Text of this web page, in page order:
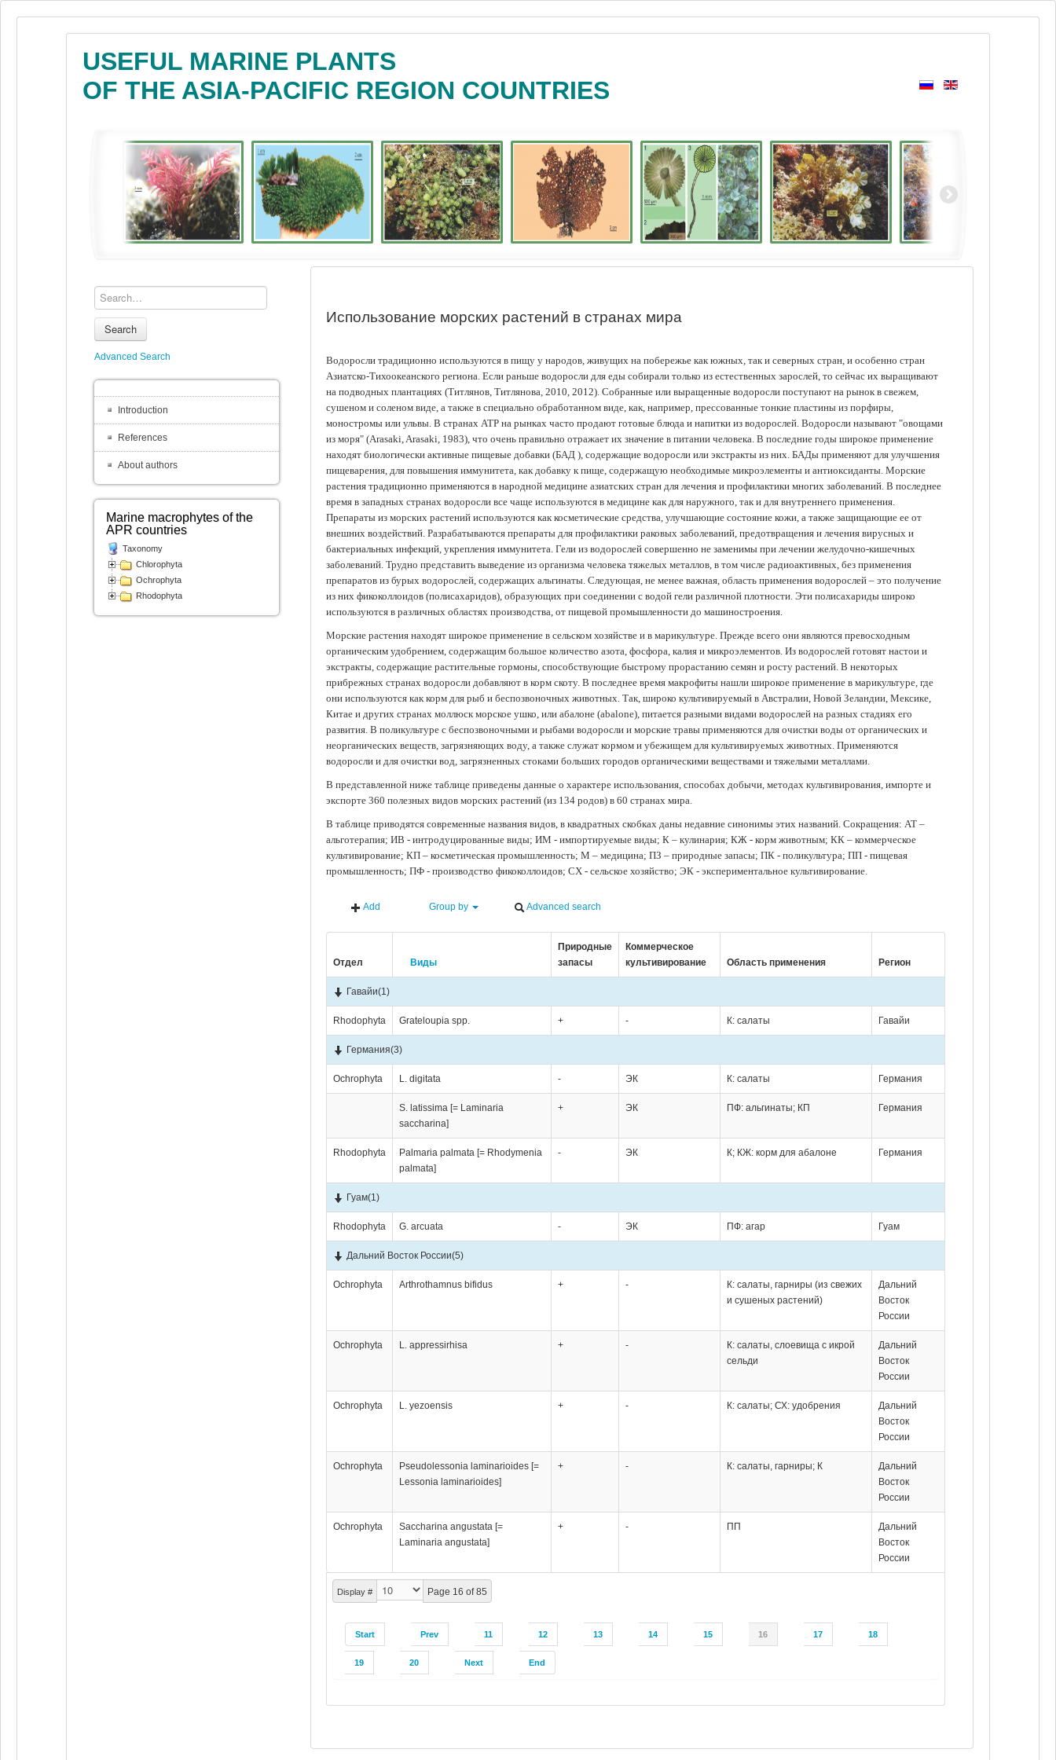
USEFUL MARINE PLANTS
OF THE ASIA-PACIFIC REGION COUNTRIES
Использование морских растений в странах мира
Водоросли традиционно используются в пищу у народов, живущих на побережье как южных, так и северных стран, и особенно стран
Азиатско-Тихоокеанского региона. Если раньше водоросли для еды собирали только из естественных зарослей, то сейчас их выращивают
на подводных плантациях (Tитлянов, Титлянова, 2010, 2012). Собранные или выращенные водоросли поступают на рынок в свежем,
сушеном и соленом виде, а также в специально обработанном виде, как, например, прессованные тонкие пластины из порфиры,
моностромы или ульвы. В странах АТР на рынках часто продают готовые блюда и напитки из водорослей. Водоросли называют "овощами
из моря" (Arasaki, Arasaki, 1983), что очень правильно отражает их значение в питании человека. В последние годы широкое применение
находят биологически активные пищевые добавки (БАД ), содержащие водоросли или экстракты из них. БАДы применяют для улучшения
пищеварения, для повышения иммунитета, как добавку к пище, содержащую необходимые микроэлементы и антиоксиданты. Морские
растения традиционно применяются в народной медицине азиатских стран для лечения и профилактики многих заболеваний. В последнее
время в западных странах водоросли все чаще используются в медицине как для наружного, так и для внутреннего применения.
Препараты из морских растений используются как косметические средства, улучшающие состояние кожи, а также защищающие ее от
внешних воздействий. Разрабатываются препараты для профилактики раковых заболеваний, предотвращения и лечения вирусных и
бактериальных инфекций, укрепления иммунитета. Гели из водорослей совершенно не заменимы при лечении желудочно-кишечных
заболеваний. Трудно представить выведение из организма человека тяжелых металлов, в том числе радиоактивных, без применения
препаратов из бурых водорослей, содержащих альгинаты. Следующая, не менее важная, область применения водорослей – это получение
из них фикоколлоидов (полисахаридов), образующих при соединении с водой гели различной плотности. Эти полисахариды широко
используются в различных областях производства, от пищевой промышленности до машиностроения.
Морские растения находят широкое применение в сельском хозяйстве и в марикультуре. Прежде всего они являются превосходным
органическим удобрением, содержащим большое количество азота, фосфора, калия и микроэлементов. Из водорослей готовят настои и
экстракты, содержащие растительные гормоны, способствующие быстрому прорастанию семян и росту растений. В некоторых
прибрежных странах водоросли добавляют в корм скоту. В последнее время макрофиты нашли широкое применение в марикультуре, где
они используются как корм для рыб и беспозвоночных животных. Так, широко культивируемый в Австралии, Новой Зеландии, Мексике,
Китае и других странах моллюск морское ушко, или абалоне (abalone), питается разными видами водорослей на разных стадиях его
развития. В поликультуре с беспозвоночными и рыбами водоросли и морские травы применяются для очистки воды от органических и
неорганических веществ, загрязняющих воду, а также служат кормом и убежищем для культивируемых животных. Применяются
водоросли и для очистки вод, загрязненных стоками больших городов органическими веществами и тяжелыми металлами.
В представленной ниже таблице приведены данные о характере использования, способах добычи, методах культивирования, импорте и
экспорте 360 полезных видов морских растений (из 134 родов) в 60 странах мира.
В таблице приводятся современные названия видов, в квадратных скобках даны недавние синонимы этих названий. Сокращения: АТ –
альготерапия; ИВ - интродуцированные виды; ИМ - импортируемые виды; К – кулинария; КЖ - корм животным; КК – коммерческое
культивирование; КП – косметическая промышленность; М – медицина; ПЗ – природные запасы; ПК - поликультура; ПП - пищевая
промышленность; ПФ - производство фикоколлоидов; СХ - сельское хозяйство; ЭК - экспериментальное культивирование.
Add Group by Advanced search
Отдел Виды
Природные
запасы
Коммерческое
культивирование
Область применения Регион
Display # Page 16 of 85
Start Prev 11 12 13 14 15 16 17 18
19 20 Next End
Гавайи(1)
Rhodophyta Grateloupia spp. + - К: салаты Гавайи
Германия(3)
Ochrophyta L. digitata - ЭК К: салаты Германия
S. latissima [= Laminaria
saccharina]
+ ЭК ПФ: альгинаты; КП Германия
Rhodophyta
Palmaria palmata [= Rhodymenia
palmata]
- ЭК К; КЖ: корм для абалоне Германия
Гуам(1)
Rhodophyta G. arcuata - ЭК ПФ: агар Гуам
Дальний Восток России(5)
Ochrophyta Arthrothamnus bifidus + -
К: салаты, гарниры (из свежих
и сушеных растений)
Дальний
Восток
России
Ochrophyta L. appressirhisa + -
К: салаты, слоевища с икрой
сельди
Дальний
Восток
России
Ochrophyta L. yezoensis + - К: салаты; СХ: удобрения
Дальний
Восток
России
Ochrophyta
Pseudolessonia laminarioides [=
Lessonia laminarioides]
+ - К: салаты, гарниры; К
Дальний
Восток
России
Ochrophyta
Saccharina angustata [=
Laminaria angustata]
+ - ПП
Дальний
Восток
России
Search
Advanced Search
Introduction
References
About authors
Marine macrophytes of the
APR countries
Taxonomy
Chlorophyta
Ochrophyta
Rhodophyta